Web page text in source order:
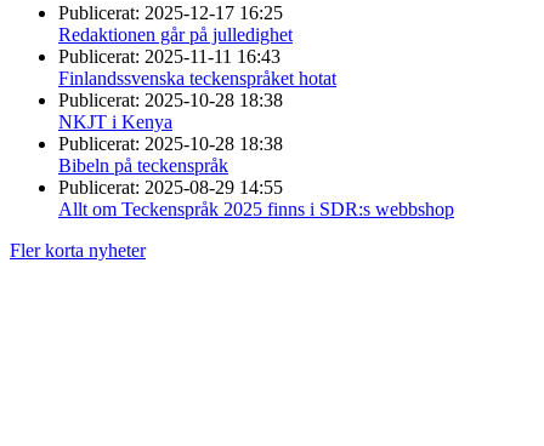
Publicerat: 2025-12-17 16:25
Redaktionen går på julledighet
Publicerat: 2025-11-11 16:43
Finlandssvenska teckenspråket hotat
Publicerat: 2025-10-28 18:38
NKJT i Kenya
Publicerat: 2025-10-28 18:38
Bibeln på teckenspråk
Publicerat: 2025-08-29 14:55
Allt om Teckenspråk 2025 finns i SDR:s webbshop
Fler korta nyheter